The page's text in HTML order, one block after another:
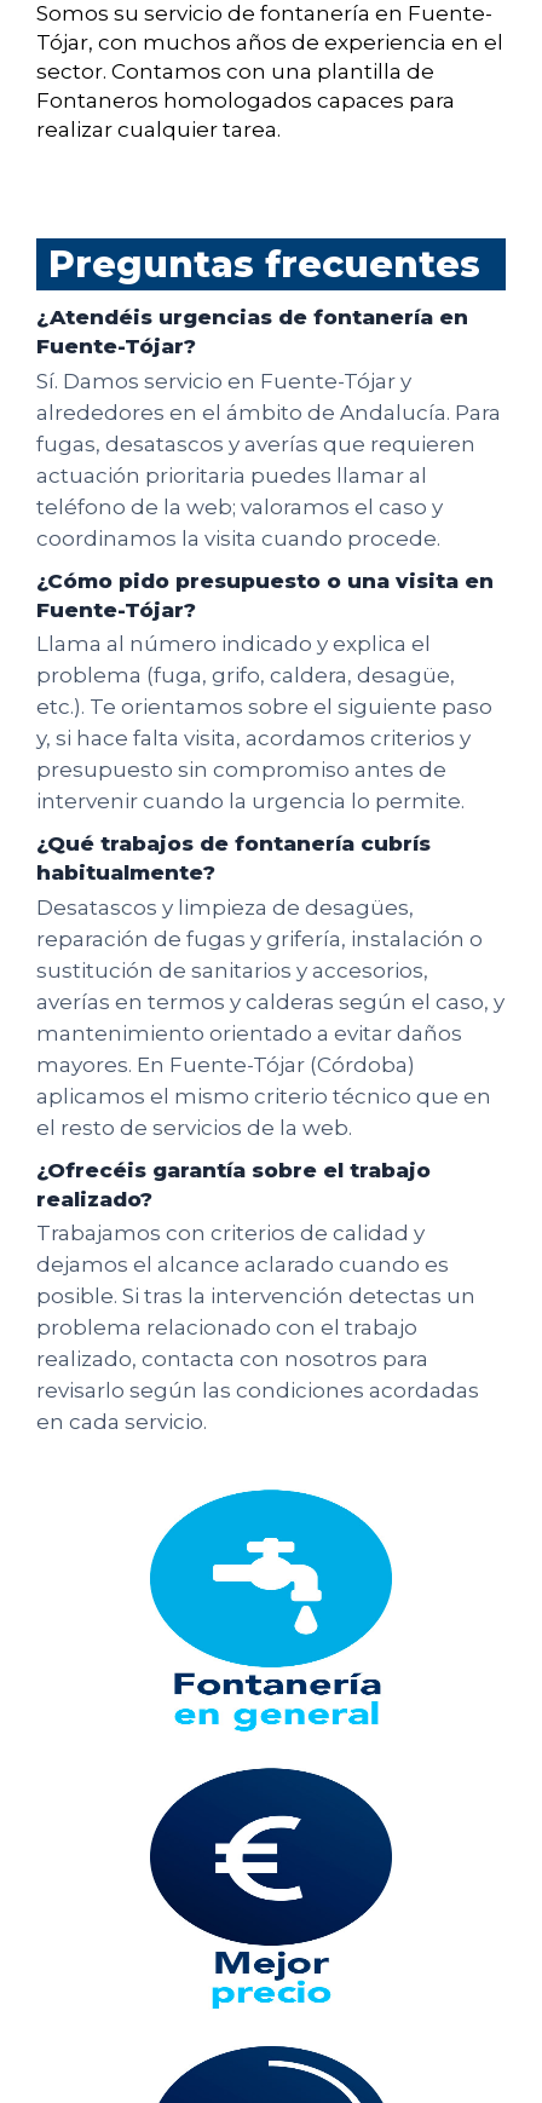
Somos su servicio de fontanería en Fuente-
Tójar, con muchos años de experiencia en el
sector. Contamos con una plantilla de
Fontaneros homologados capaces para
realizar cualquier tarea.
Preguntas frecuentes
¿Atendéis urgencias de fontanería en
Fuente-Tójar?
Sí. Damos servicio en Fuente-Tójar y
alrededores en el ámbito de Andalucía. Para
fugas, desatascos y averías que requieren
actuación prioritaria puedes llamar al
teléfono de la web; valoramos el caso y
coordinamos la visita cuando procede.
¿Cómo pido presupuesto o una visita en
Fuente-Tójar?
Llama al número indicado y explica el
problema (fuga, grifo, caldera, desagüe,
etc.). Te orientamos sobre el siguiente paso
y, si hace falta visita, acordamos criterios y
presupuesto sin compromiso antes de
intervenir cuando la urgencia lo permite.
¿Qué trabajos de fontanería cubrís
habitualmente?
Desatascos y limpieza de desagües,
reparación de fugas y grifería, instalación o
sustitución de sanitarios y accesorios,
averías en termos y calderas según el caso, y
mantenimiento orientado a evitar daños
mayores. En Fuente-Tójar (Córdoba)
aplicamos el mismo criterio técnico que en
el resto de servicios de la web.
¿Ofrecéis garantía sobre el trabajo
realizado?
Trabajamos con criterios de calidad y
dejamos el alcance aclarado cuando es
posible. Si tras la intervención detectas un
problema relacionado con el trabajo
realizado, contacta con nosotros para
revisarlo según las condiciones acordadas
en cada servicio.